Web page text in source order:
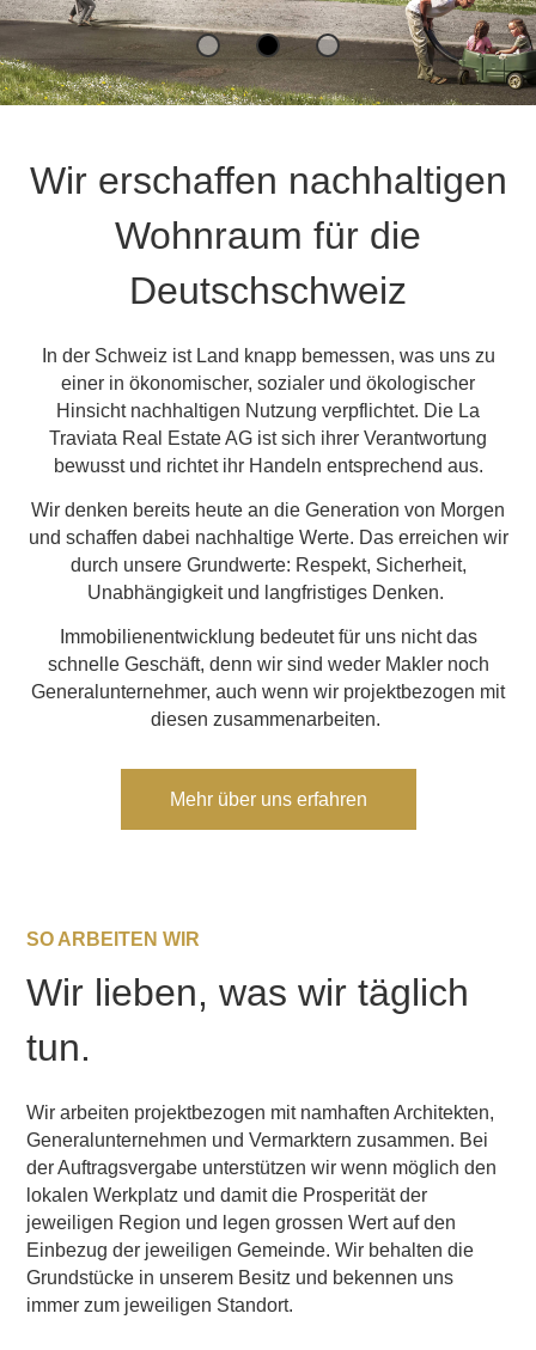
Wir erschaffen nachhaltigen
Wohnraum für die
Deutschschweiz
In der Schweiz ist Land knapp bemessen, was uns zu
einer in ökonomischer, sozialer und ökologischer
Hinsicht nachhaltigen Nutzung verpflichtet. Die La
Traviata Real Estate AG ist sich ihrer Verantwortung
bewusst und richtet ihr Handeln entsprechend aus.
Wir denken bereits heute an die Generation von Morgen
und schaffen dabei nachhaltige Werte. Das erreichen wir
durch unsere Grundwerte: Respekt, Sicherheit,
Unabhängigkeit und langfristiges Denken.
Immobilienentwicklung bedeutet für uns nicht das
schnelle Geschäft, denn wir sind weder Makler noch
Generalunternehmer, auch wenn wir projektbezogen mit
diesen zusammenarbeiten.
Mehr über uns erfahren
SO ARBEITEN WIR
Wir lieben, was wir täglich
tun.
Wir arbeiten projektbezogen mit namhaften Architekten,
Generalunternehmen und Vermarktern zusammen. Bei
der Auftragsvergabe unterstützen wir wenn möglich den
lokalen Werkplatz und damit die Prosperität der
jeweiligen Region und legen grossen Wert auf den
Einbezug der jeweiligen Gemeinde. Wir behalten die
Grundstücke in unserem Besitz und bekennen uns
immer zum jeweiligen Standort.